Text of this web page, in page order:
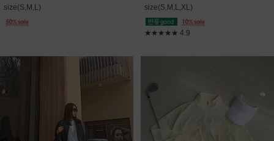
size(S,M,L) size(S,M,L,XL)
★★★★★ 4.9